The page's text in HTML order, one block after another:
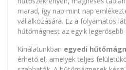
marad, így nap mint nap
vállalkozására. Ez a folyamatos
hűtőmágnest az egyik
Kínálatunkban egyedi
érhető el, amelyek teljes